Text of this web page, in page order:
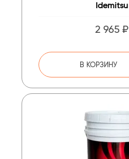
Idemitsu
2 965 ₽
В КОРЗИНУ